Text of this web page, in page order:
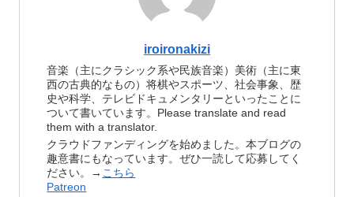
iroironakizi
音楽（主にクラシック系や民族音楽）美術（主に東
西の古典的なもの）将棋やスポーツ、社会事象、歴
史や科学、テレビドキュメンタリーといったことに
ついて書いています。Please translate and read
them with a translator.
クラウドファンディングを始めました。本ブログの
趣意書にもなっています。ぜひ一読して応募してく
ださい。→ こちら
Patreon